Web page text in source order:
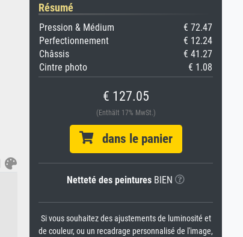
Résumé
Pression & Médium
€ 72.47
Perfectionnement
€ 12.24
Châssis
€ 41.27
Cintre photo
€ 1.08
€ 127.05
(Enthält 17% MwSt.)
dans le panier
Netteté des peintures BIEN
Si vous souhaitez des ajustements de luminosité et
de couleur, ou un recadrage personnalisé de l'image,